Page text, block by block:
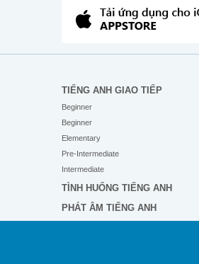
TIẾNG ANH GIAO TIẾP
Beginner
Beginner
Elementary
Pre-Intermediate
Intermediate
TÌNH HUỐNG TIẾNG ANH
PHÁT ÂM TIẾNG ANH